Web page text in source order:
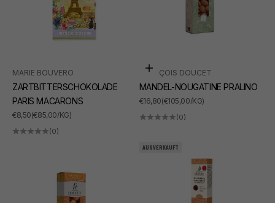
MARIE BOUVERO
ZARTBITTERSCHOKOLADE
PARIS MACARONS
ANGEBOT
€8,50(€85,00/KG)
(0)
In den Warenkorb
FRANÇOIS DOUCET
MANDEL-NOUGATINE PRALINO
ANGEBOT
€16,80(€105,00/KG)
(0)
AUSVERKAUFT